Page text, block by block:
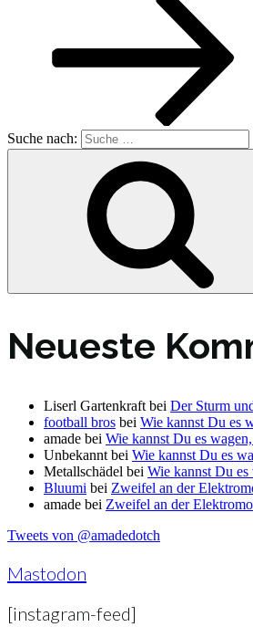
Suche nach:
Neueste
Liserl Gartenkraft bei Der Sturm
football bros bei Wie kannst Du es
amade bei Wie kannst Du es
Unbekannt bei Wie kannst Du es
Metallschädel bei Wie kannst Du
Bluumi bei Zweifel an der
amade bei Zweifel an der
Tweets von @amadedotch
Mastodon
[instagram-feed]